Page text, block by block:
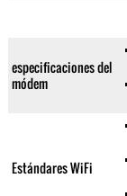
especificaciones del
módem
Estándares WiFi